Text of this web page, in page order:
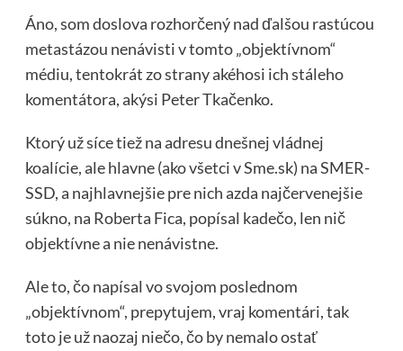
Áno, som doslova rozhorčený nad ďalšou rastúcou
metastázou nenávisti v tomto „objektívnom“
médiu, tentokrát zo strany akéhosi ich stáleho
komentátora, akýsi Peter Tkačenko.
Ktorý už síce tiež na adresu dnešnej vládnej
koalície, ale hlavne (ako všetci v Sme.sk) na SMER-
SSD, a najhlavnejšie pre nich azda najčervenejšie
súkno, na Roberta Fica, popísal kadečo, len nič
objektívne a nie nenávistne.
Ale to, čo napísal vo svojom poslednom
„objektívnom“, prepytujem, vraj komentári, tak
toto je už naozaj niečo, čo by nemalo ostať